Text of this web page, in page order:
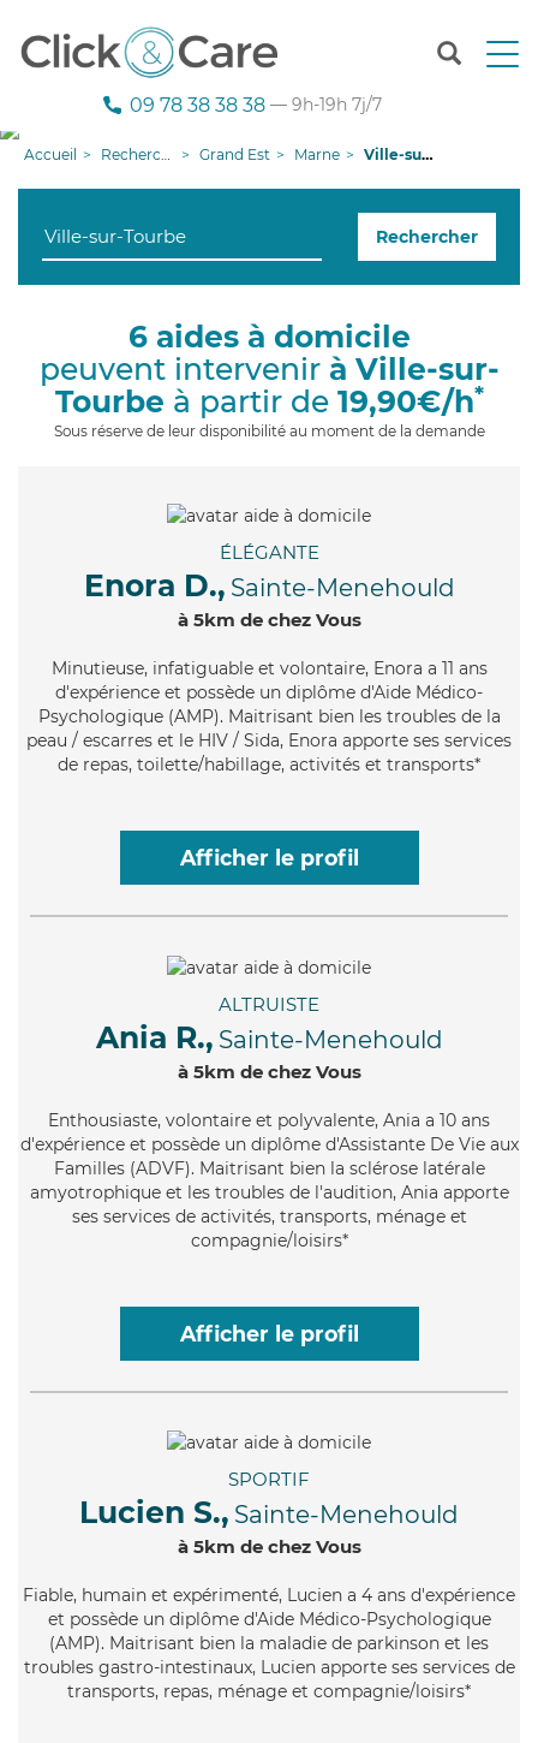
T
n
g
09 78 38 38 38 — 9h-19h 7j/7
Accueil Recherche aide à domicile Grand Est Marne Ville-sur-Tourbe
Rechercher
6 aides à domicile
peuvent intervenir à Ville-sur-
Tourbe à partir de 19,90€/h*
Sous réserve de leur disponibilité au moment de la demande
ÉLÉGANTE
Enora D., Sainte-Menehould
à 5km de chez Vous
Minutieuse, infatiguable et volontaire, Enora a 11 ans
d'expérience et possède un diplôme d'Aide Médico-
Psychologique (AMP). Maitrisant bien les troubles de la
peau / escarres et le HIV / Sida, Enora apporte ses services
de repas, toilette/habillage, activités et transports*
Afficher le profil
ALTRUISTE
Ania R., Sainte-Menehould
à 5km de chez Vous
Enthousiaste, volontaire et polyvalente, Ania a 10 ans
d'expérience et possède un diplôme d'Assistante De Vie aux
Familles (ADVF). Maitrisant bien la sclérose latérale
amyotrophique et les troubles de l'audition, Ania apporte
ses services de activités, transports, ménage et
compagnie/loisirs*
Afficher le profil
SPORTIF
Lucien S., Sainte-Menehould
à 5km de chez Vous
Fiable, humain et expérimenté, Lucien a 4 ans d'expérience
et possède un diplôme d'Aide Médico-Psychologique
(AMP). Maitrisant bien la maladie de parkinson et les
troubles gastro-intestinaux, Lucien apporte ses services de
transports, repas, ménage et compagnie/loisirs*